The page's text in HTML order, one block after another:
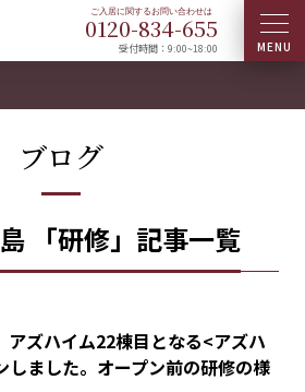
0120-834-655
受付時間：9:00~18:00
ブログ
「研修」記事一覧
アズハイム22棟目となる<アズハ
しました。オープン前の研修の様